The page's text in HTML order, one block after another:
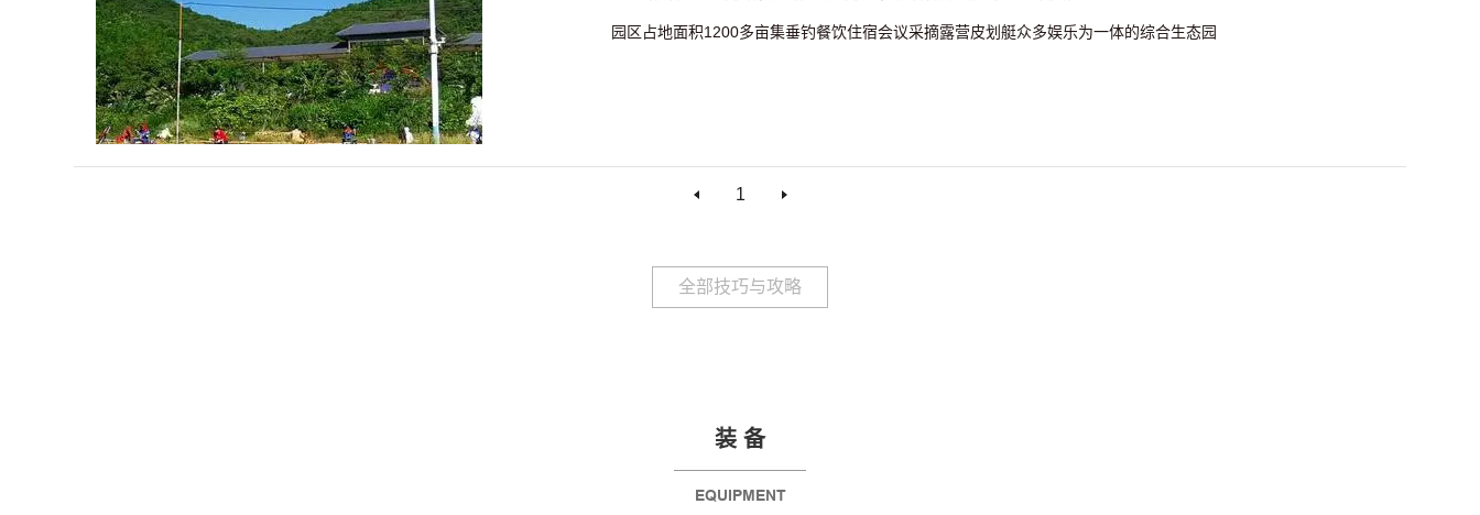
园区占地面积1200多亩集垂钓餐饮住宿会议采摘露营皮划艇众多娱乐为一体的综合生态园
1
全部技巧与攻略
装 备
EQUIPMENT